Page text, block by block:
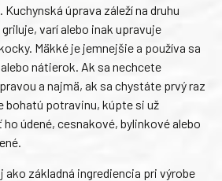
úprava záleží na druhu
varí alebo inak upravuje
Mäkké je jemnejšie a používa sa
nátierok. Ak sa nechcete
a najmä, ak sa chystáte prvý raz
potravinu, kúpte si už
údené, cesnakové, bylinkové alebo
ako základná ingrediencia pri výrobe